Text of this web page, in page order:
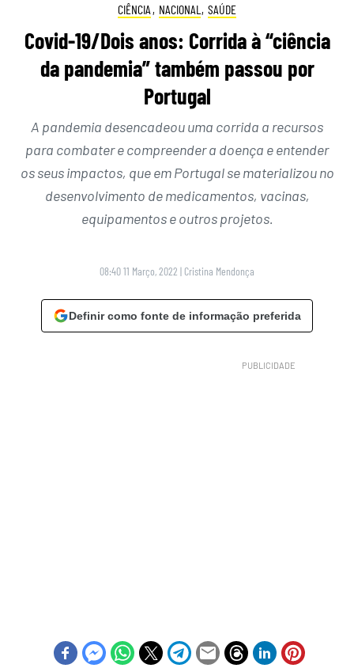
CIÊNCIA , NACIONAL , SAÚDE
Covid-19/Dois anos: Corrida à “ciência
da pandemia” também passou por
Portugal
A pandemia desencadeou uma corrida a recursos
para combater e compreender a doença e entender
os seus impactos, que em Portugal se materializou no
desenvolvimento de medicamentos, vacinas,
equipamentos e outros projetos.
08:40 11 Março, 2022 | Cristina Mendonça
Definir como fonte de informação preferida